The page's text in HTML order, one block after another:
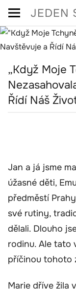
Skip
content
JEDEN
„Když Moje
Řídí Náš
Jan a já jsme
úžasné děti,
předměstí
své rutiny,
dělali. Dlouho
rodinu. Ale tato
příčinou tohoto
Marie dříve žila